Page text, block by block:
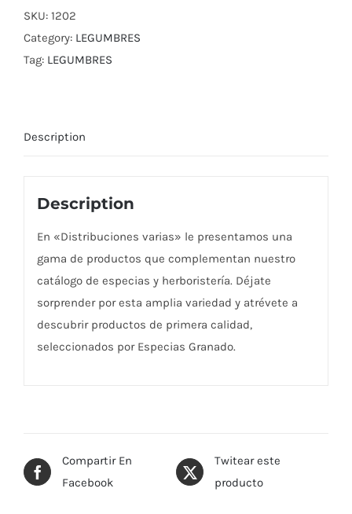
SKU: 1202
Category: LEGUMBRES
Tag: LEGUMBRES
Description
Description
En «Distribuciones varias» le presentamos una
gama de productos que complementan nuestro
catálogo de especias y herboristería. Déjate
sorprender por esta amplia variedad y atrévete a
descubrir productos de primera calidad,
seleccionados por Especias Granado.
Compartir En
Facebook
Twitear este
producto